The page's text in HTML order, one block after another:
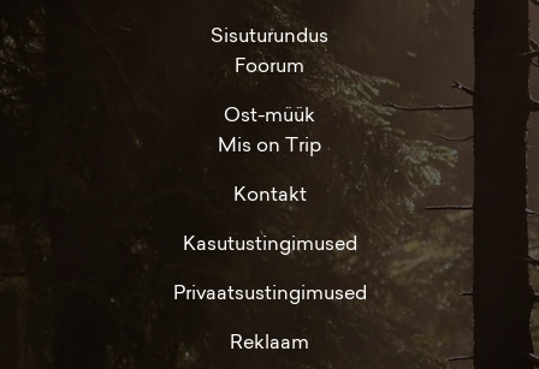
Sisuturundus
Foorum
Ost-müük
Mis on Trip
Kontakt
Kasutustingimused
Privaatsustingimused
Reklaam